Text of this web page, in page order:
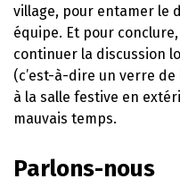
village, pour entamer le
équipe. Et pour
continuer la discussion
(c’est-à-dire un verre de
à la salle festive en
mauvais temps.
Parlons-nous